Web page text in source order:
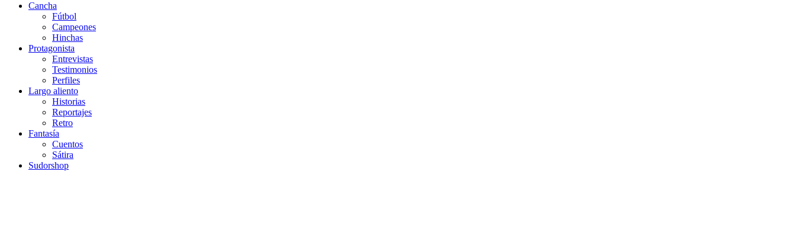
Cancha
Fútbol
Campeones
Hinchas
Protagonista
Entrevistas
Testimonios
Perfiles
Largo aliento
Historias
Reportajes
Retro
Fantasía
Cuentos
Sátira
Sudorshop